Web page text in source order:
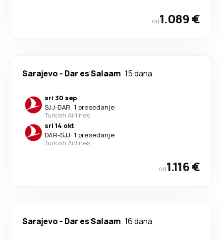
od1.089 €
Sarajevo - Dar es Salaam 15 dana
sri 30 sep
SJJ-DAR· 1 presedanje
Turkish Airlines
sri 14 okt
DAR-SJJ· 1 presedanje
Turkish Airlines
od1.116 €
Sarajevo - Dar es Salaam 16 dana